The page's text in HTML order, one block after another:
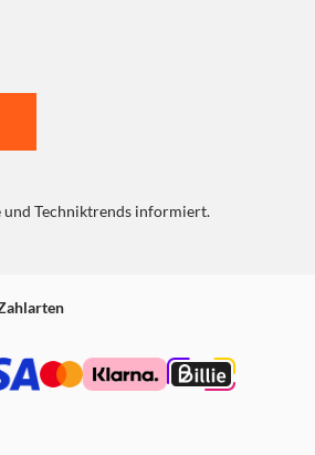
und Techniktrends informiert.